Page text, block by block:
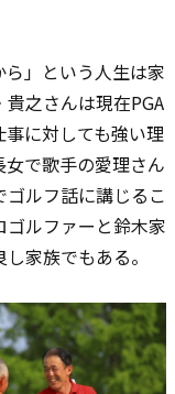
ら」という人生は家
之さんは現在PGA
に対しても強い理
で歌手の愛理さん
ルフ話に講じるこ
ルファーと鈴木家
家族でもある。